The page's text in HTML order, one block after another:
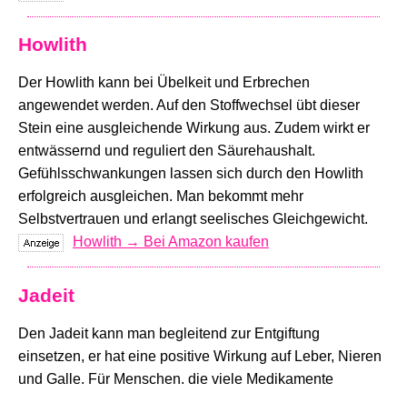
Howlith
Der Howlith kann bei Übelkeit und Erbrechen
angewendet werden. Auf den Stoffwechsel übt dieser
Stein eine ausgleichende Wirkung aus. Zudem wirkt er
entwässernd und reguliert den Säurehaushalt.
Gefühlsschwankungen lassen sich durch den Howlith
erfolgreich ausgleichen. Man bekommt mehr
Selbstvertrauen und erlangt seelisches Gleichgewicht.
Howlith → Bei Amazon kaufen
Jadeit
Den Jadeit kann man begleitend zur Entgiftung
einsetzen, er hat eine positive Wirkung auf Leber, Nieren
und Galle. Für Menschen. die viele Medikamente